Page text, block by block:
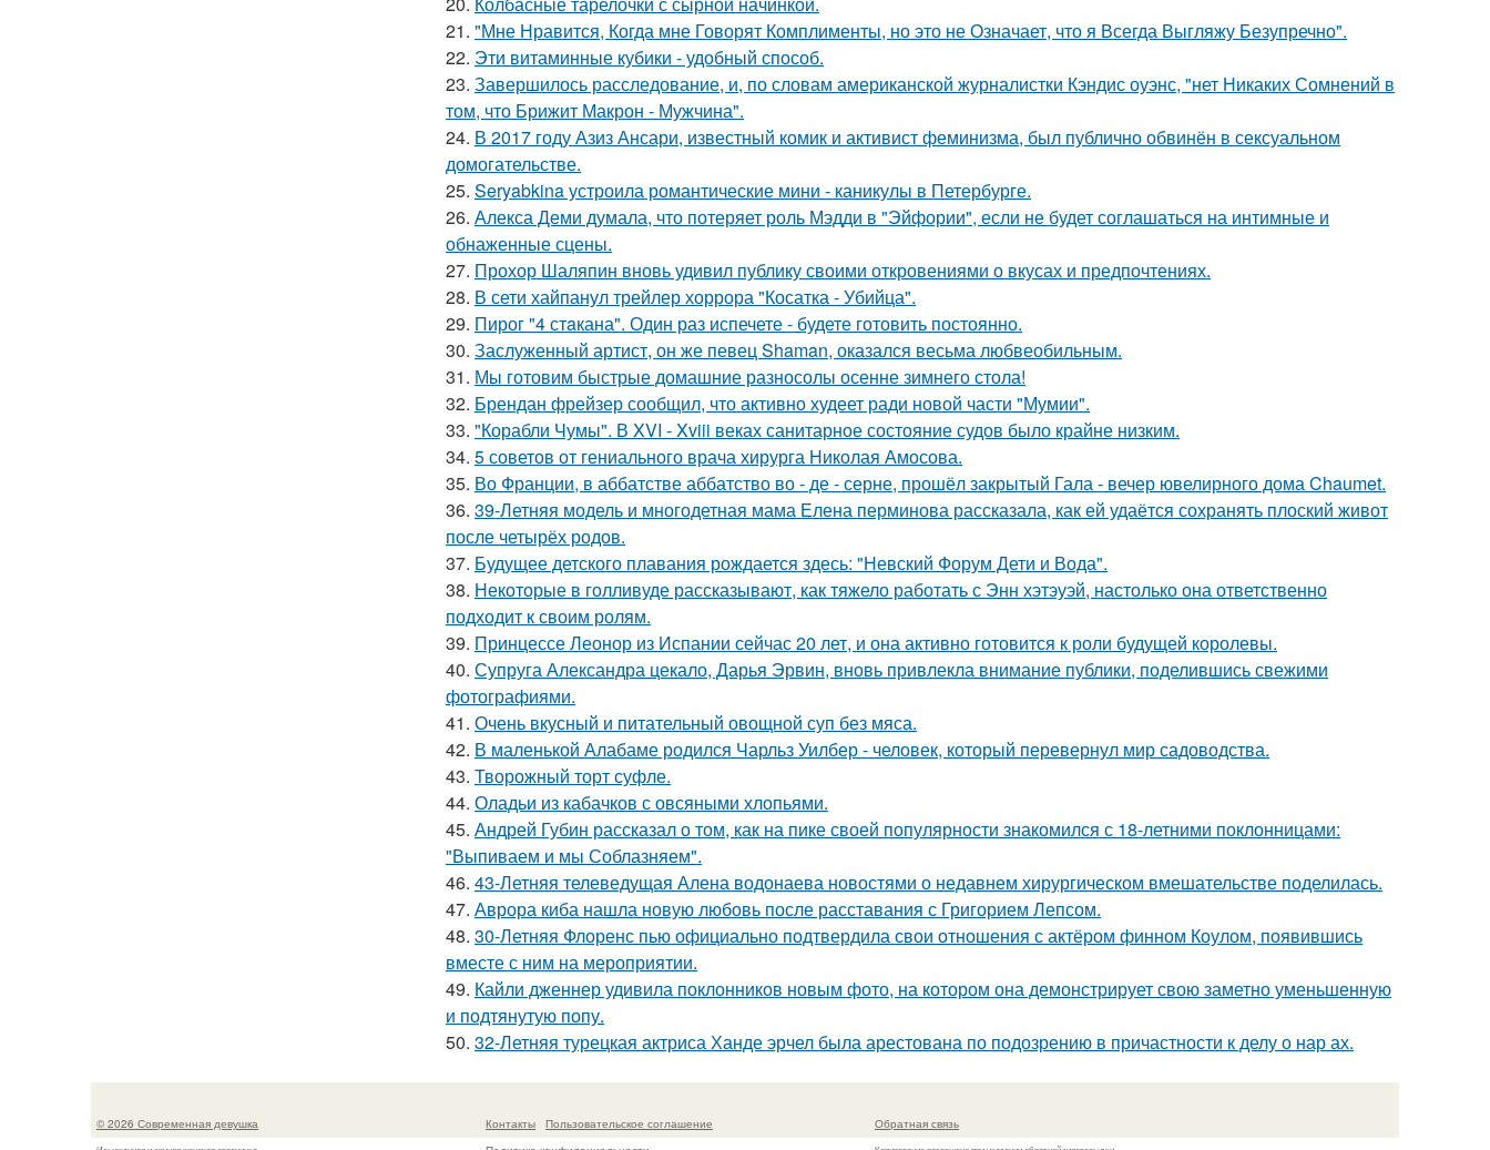
21. "Мне Нравится, Когда мне Говорят Комплименты, но это не Означает, что я Всегда Выгляжу Безупречно".
22. Эти витаминные кубики - удобный способ.
23. Завершилось расследование, и, по словам американской журналистки Кэндис оуэнс, "нет Никаких Сомнений в
том, что Брижит Макрон - Мужчина".
24. В 2017 году Азиз Ансари, известный комик и активист феминизма, был публично обвинён в сексуальном
домогательстве.
25. Seryabkina устроила романтические мини - каникулы в Петербурге.
26. Алекса Деми думала, что потеряет роль Мэдди в "Эйфории", если не будет соглашаться на интимные и
обнаженные сцены.
27. Прохор Шаляпин вновь удивил публику своими откровениями о вкусах и предпочтениях.
28. В сети хайпанул трейлер хоррора "Косатка - Убийца".
29. Пирог "4 стaкана". Один раз испечете - будете готовить постоянно.
30. Заслуженный артист, он же певец Shaman, оказался весьма любвеобильным.
31. Мы готовим быстрые домашние разносолы осенне зимнего стола!
32. Брендан фрейзер сообщил, что активно худеет ради новой части "Мумии".
33. "Корабли Чумы". В XVI - Xviii веках санитарное состояние судов было крайне низким.
34. 5 советов от гениального врача хирурга Николая Амосова.
35. Во Франции, в аббатстве аббатство во - де - серне, прошёл закрытый Гала - вечер ювелирного дома Chaumet.
36. 39-Летняя модель и многодетная мама Елена перминова рассказала, как ей удаётся сохранять плоский живот
после четырёх родов.
37. Будущее детского плавания рождается здесь: "Невский Форум Дети и Вода".
38. Некоторые в голливуде рассказывают, как тяжело работать с Энн хэтэуэй, настолько она ответственно
подходит к своим ролям.
39. Принцессе Леонор из Испании сейчас 20 лет, и она активно готовится к роли будущей королевы.
40. Супруга Александра цекало, Дарья Эрвин, вновь привлекла внимание публики, поделившись свежими
фотографиями.
41. Очень вкусный и питательный овощной суп без мяса.
42. В маленькой Алабаме родился Чарльз Уилбер - человек, который перевернул мир садоводства.
43. Творожный торт суфле.
44. Оладьи из кабачков с овсяными хлопьями.
45. Андрей Губин рассказал о том, как на пике своей популярности знакомился с 18-летними поклонницами:
"Выпиваем и мы Соблазняем".
46. 43-Летняя телеведущая Алена водонаева новостями о недавнем хирургическом вмешательстве поделилась.
47. Аврора киба нашла новую любовь после расставания с Григорием Лепсом.
48. 30-Летняя Флоренс пью официально подтвердила свои отношения с актёром финном Коулом, появившись
вместе с ним на мероприятии.
49. Кайли дженнер удивила поклонников новым фото, на котором она демонстрирует свою заметно уменьшенную
и подтянутую попу.
50. 32-Летняя турецкая актриса Ханде эрчел была арестована по подозрению в причастности к делу о нар ах.
© 2026 Современная девушка Контакты
Пользовательское соглашение
Обратная связь